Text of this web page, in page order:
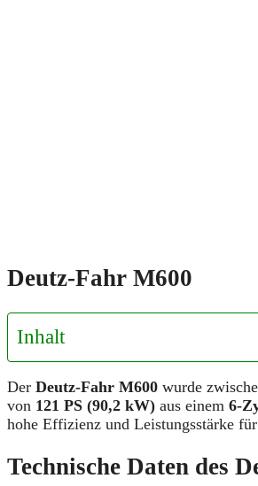
Deutz-Fahr M600
Inhalt
Der Deutz-Fahr M600 wurde
von 121 PS (90,2 kW) aus einem 6-
hohe Effizienz und Leistungsstärke
Technische Daten des